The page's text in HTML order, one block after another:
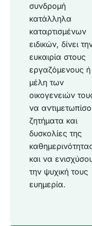
συνδρομή
κατάλληλα
καταρτισμένων
ειδικών, δίνει
ευκαιρία στους
εργαζόμενους ή
μέλη των
οικογενειών
να
ζητήματα και
δυσκολίες της
και να
την ψυχική τους
ευημερία.